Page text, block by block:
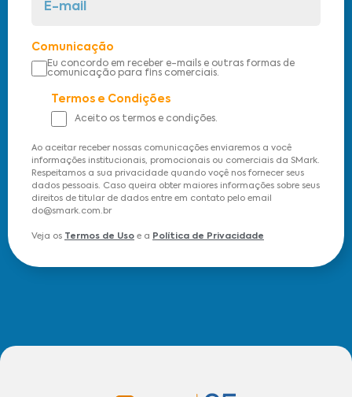
Comunicação
Eu concordo em receber e-mails e outras formas de
comunicação para fins comerciais.
Termos e Condições
Aceito os termos e condições.
Ao aceitar receber nossas comunicações enviaremos a você
informações institucionais, promocionais ou comerciais da SMark.
Respeitamos a sua privacidade quando voçê nos fornecer seus
dados pessoais. Caso queira obter maiores informações sobre seus
direitos de titular de dados entre em contato pelo email
do@smark.com.br
Veja os Termos de Uso e a Política de Privacidade